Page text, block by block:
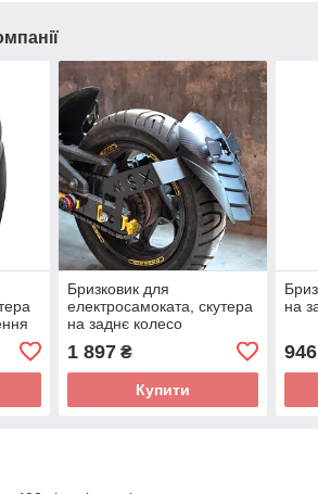
Бризковик для
електросамоката, скутера
на заднє колесо
1 897₴
Купити
на
946